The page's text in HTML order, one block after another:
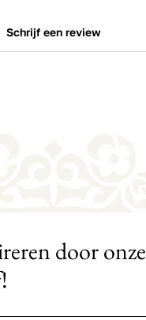
Schrijf een review
door onze